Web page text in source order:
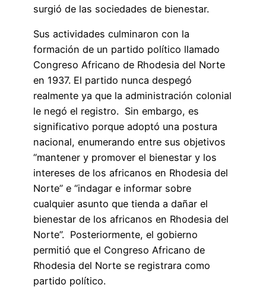
surgió de las sociedades de bienestar.
Sus actividades culminaron con la
formación de un partido político llamado
Congreso Africano de Rhodesia del Norte
en 1937. El partido nunca despegó
realmente ya que la administración colonial
le negó el registro. Sin embargo, es
significativo porque adoptó una postura
nacional, enumerando entre sus objetivos
“mantener y promover el bienestar y los
intereses de los africanos en Rhodesia del
Norte” e “indagar e informar sobre
cualquier asunto que tienda a dañar el
bienestar de los africanos en Rhodesia del
Norte”. Posteriormente, el gobierno
permitió que el Congreso Africano de
Rhodesia del Norte se registrara como
partido político.